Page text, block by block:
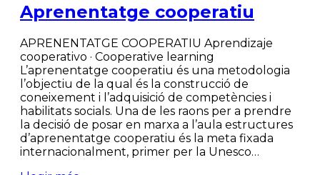
Aprenentatge cooperatiu
APRENENTATGE COOPERATIU Aprendizaje
cooperativo · Cooperative learning
L’aprenentatge cooperatiu és una metodologia
l’objectiu de la qual és la construcció de
coneixement i l’adquisició de competències i
habilitats socials. Una de les raons per a prendre
la decisió de posar en marxa a l’aula estructures
d’aprenentatge cooperatiu és la meta fixada
internacionalment, primer per la Unesco…